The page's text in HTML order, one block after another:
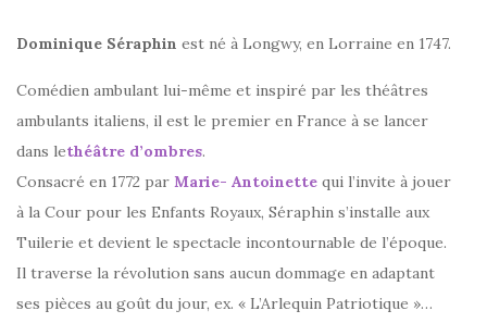
Dominique Séraphin est né à Longwy, en Lorraine en 1747.
Comédien ambulant lui-même et inspiré par les théâtres
ambulants italiens, il est le premier en France à se lancer
dans lethéâtre d’ombres.
Consacré en 1772 par Marie- Antoinette qui l’invite à jouer
à la Cour pour les Enfants Royaux, Séraphin s’installe aux
Tuilerie et devient le spectacle incontournable de l’époque.
Il traverse la révolution sans aucun dommage en adaptant
ses pièces au goût du jour, ex. « L’Arlequin Patriotique »…